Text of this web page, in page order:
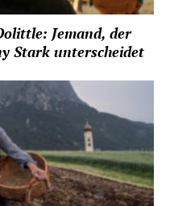
Jemand, der
Stark unterscheidet